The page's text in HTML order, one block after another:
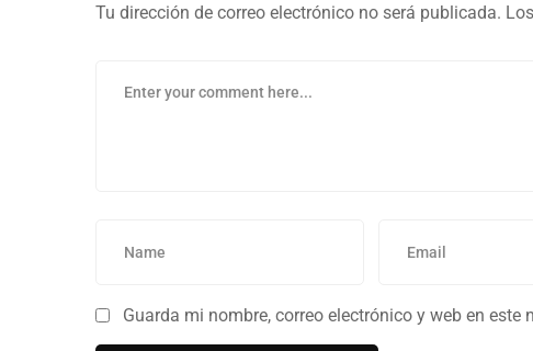
Tu dirección de correo electrónico no será publicada.
Guarda mi nombre, correo electrónico y web en